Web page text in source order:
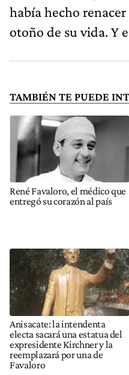
René Favaloro, el médico que
entregó su corazón al país
Anisacate: la intendenta
electa sacará una estatua del
expresidente Kirchner y la
reemplazará por una de
Favaloro